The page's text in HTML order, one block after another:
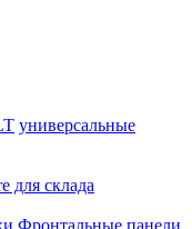
универсальные
для склада
Фронтальные панели